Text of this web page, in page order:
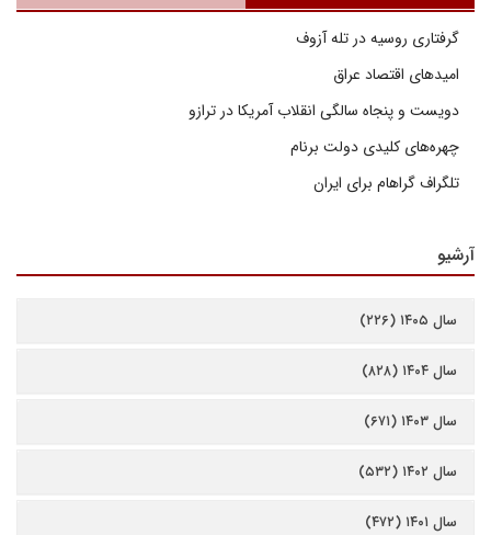
گرفتاری روسیه در تله آزوف
امیدهای اقتصاد عراق
دویست و پنجاه سالگی انقلاب آمریکا در ترازو
چهره‌های کلیدی دولت برنام
تلگراف گراهام برای ایران
آرشیو
سال ۱۴۰۵ (۲۲۶)
سال ۱۴۰۴ (۸۲۸)
سال ۱۴۰۳ (۶۷۱)
سال ۱۴۰۲ (۵۳۲)
سال ۱۴۰۱ (۴۷۲)